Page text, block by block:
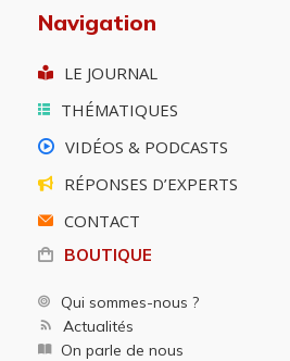
Navigation
LE JOURNAL
THÉMATIQUES
VIDÉOS & PODCASTS
RÉPONSES D’EXPERTS
CONTACT
BOUTIQUE
Qui sommes-nous ?
Actualités
On parle de nous